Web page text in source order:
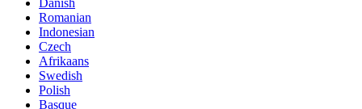
Danish
Romanian
Indonesian
Czech
Afrikaans
Swedish
Polish
Basque